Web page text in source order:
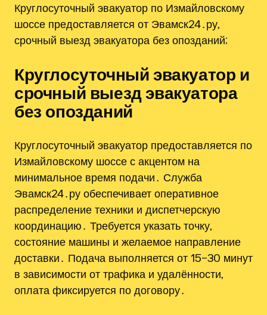
Круглосуточный эвакуатор по Измайловскому
шоссе предоставляется от Эвамск24․ру,
срочный выезд эвакуатора без опозданий;
Круглосуточный эвакуатор и
срочный выезд эвакуатора
без опозданий
Круглосуточный эвакуатор предоставляется по
Измайловскому шоссе с акцентом на
минимальное время подачи․ Служба
Эвамск24․ру обеспечивает оперативное
распределение техники и диспетчерскую
координацию․ Требуется указать точку,
состояние машины и желаемое направление
доставки․ Подача выполняется от 15–30 минут
в зависимости от трафика и удалённости,
оплата фиксируется по договору․